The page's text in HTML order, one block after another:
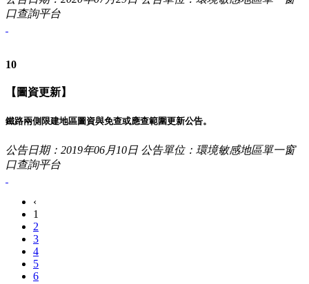
口查詢平台
10
【圖資更新】
鐵路兩側限建地區圖資與免查或應查範圍更新公告。
公告日期：2019年06月10日 公告單位：環境敏感地區單一窗
口查詢平台
‹
1
2
3
4
5
6